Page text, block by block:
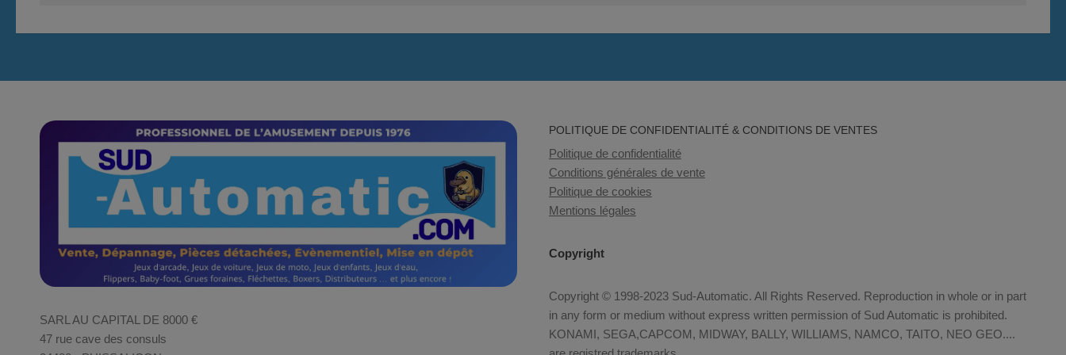
SARL AU CAPITAL DE 8000 €
47 rue cave des consuls
POLITIQUE DE CONFIDENTIALITÉ & CONDITIONS DE VENTES
Politique de confidentialité
Conditions générales de vente
Politique de cookies
Mentions légales
Copyright
Copyright © 1998-2023 Sud-Automatic. All Rights Reserved. Reproduction in whole or in part
in any form or medium without express written permission of Sud Automatic is prohibited.
KONAMI, SEGA,CAPCOM, MIDWAY, BALLY, WILLIAMS, NAMCO, TAITO, NEO GEO....